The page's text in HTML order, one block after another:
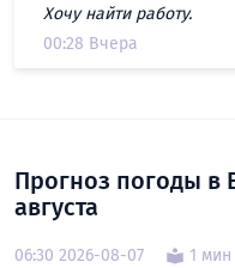
Хочу найти работу.
00:28 Вчера
Прогноз погоды в
августа
06:30 2026-08-07 1 мин